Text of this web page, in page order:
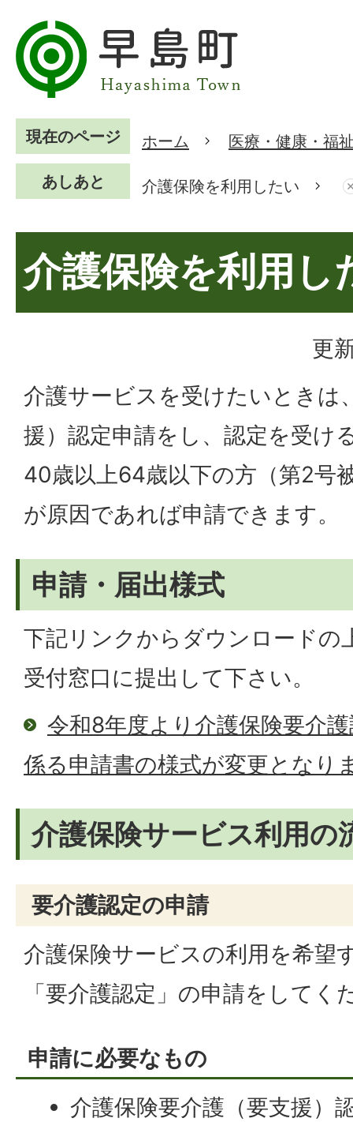
現在のページ ホーム 医療・健康・福
あしあと 介護保険を利用したい
介護保険を利用し
更
介護サービスを受けたいときは
援）認定申請をし、認定を受け
40歳以上64歳以下の方（第2号
が原因であれば申請できます。
申請・届出様式
下記リンクからダウンロードの
受付窓口に提出して下さい。
令和8年度より介護保険要介
係る申請書の様式が変更となり
介護保険サービス利用の
要介護認定の申請
介護保険サービスの利用を希望
「要介護認定」の申請をしてく
申請に必要なもの
介護保険要介護（要支援）